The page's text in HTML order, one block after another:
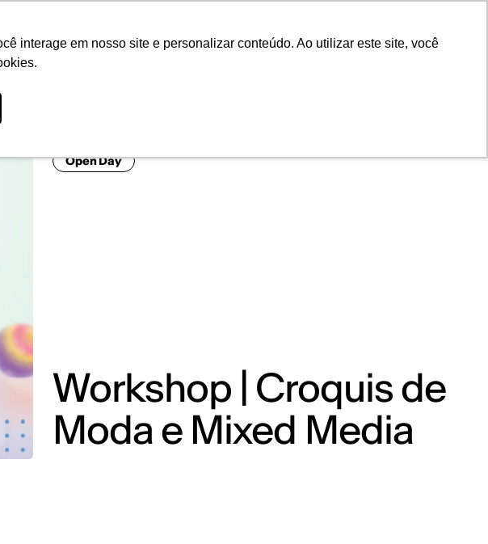
interage em nosso site e personalizar conteúdo. Ao utilizar este site, você
Open Day
Workshop | Croquis de
Moda e Mixed Media